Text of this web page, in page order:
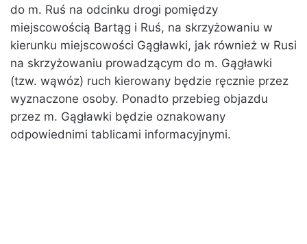
do m. Ruś na odcinku drogi pomiędzy
miejscowością Bartąg i Ruś, na skrzyżowaniu w
kierunku miejscowości Gągławki, jak również w Rusi
na skrzyżowaniu prowadzącym do m. Gągławki
(tzw. wąwóz) ruch kierowany będzie ręcznie przez
wyznaczone osoby. Ponadto przebieg objazdu
przez m. Gągławki będzie oznakowany
odpowiednimi tablicami informacyjnymi.